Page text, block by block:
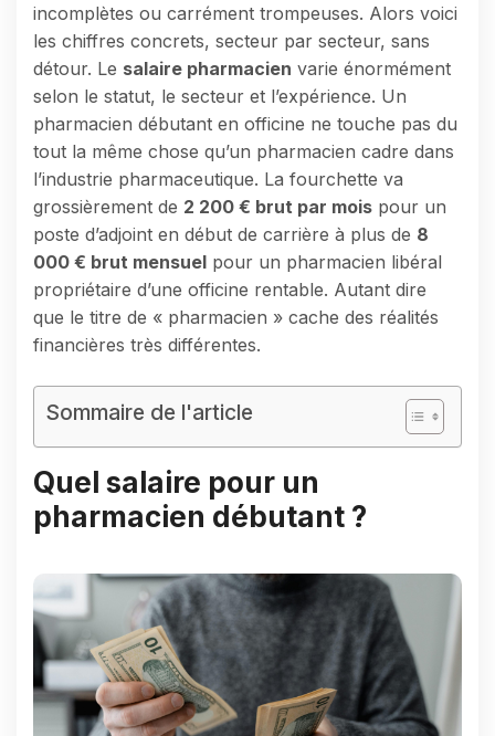
incomplètes ou carrément trompeuses. Alors voici
les chiffres concrets, secteur par secteur, sans
détour. Le salaire pharmacien varie énormément
selon le statut, le secteur et l’expérience. Un
pharmacien débutant en officine ne touche pas du
tout la même chose qu’un pharmacien cadre dans
l’industrie pharmaceutique. La fourchette va
grossièrement de 2 200 € brut par mois pour un
poste d’adjoint en début de carrière à plus de 8
000 € brut mensuel pour un pharmacien libéral
propriétaire d’une officine rentable. Autant dire
que le titre de « pharmacien » cache des réalités
financières très différentes.
Sommaire de l'article
Quel salaire pour un
pharmacien débutant ?